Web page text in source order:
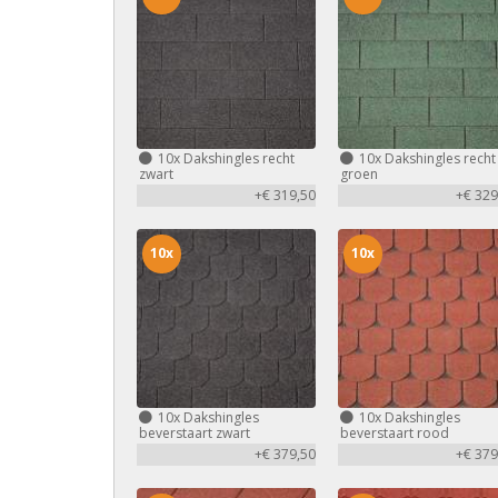
10x Dakshingles recht
zwart
+€ 319,50
10xDakshingles recht
groen
+€
10x Dakshingles
beverstaart zwart
+€ 379,50
10x
10xDakshingles
beverstaart rood
+€
10x